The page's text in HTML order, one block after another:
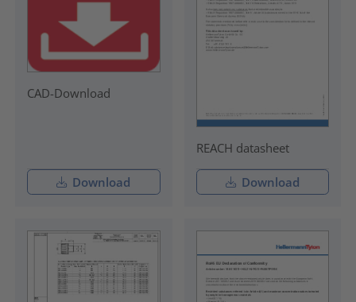
CAD-Download
Download
REACH datasheet
Download